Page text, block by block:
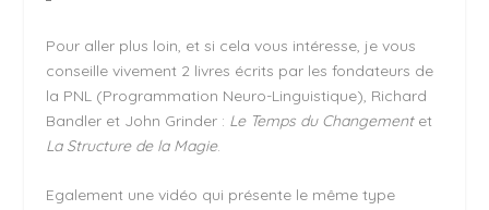
Pour aller plus loin, et si cela vous intéresse, je vous
conseille vivement 2 livres écrits par les fondateurs de
la PNL (Programmation Neuro-Linguistique), Richard
Bandler et John Grinder : Le Temps du Changementet
La Structure de la Magie.
Egalement une vidéo qui présente le même type